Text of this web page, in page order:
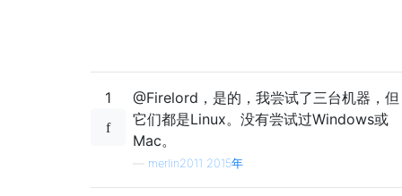
1
@Firelord，是的，我尝试了三台机器，但
它们都是Linux。没有尝试过Windows或
Mac。
merlin2011 2015年